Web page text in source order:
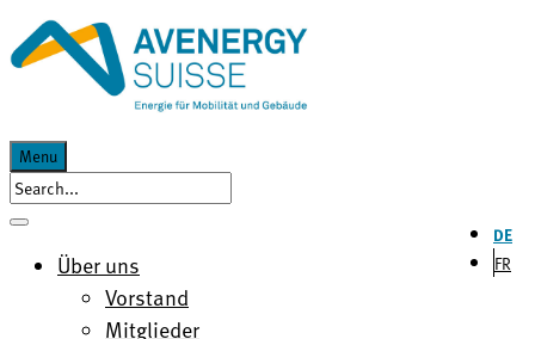
Menu
DE
FR
Über uns
Vorstand
Mitglieder